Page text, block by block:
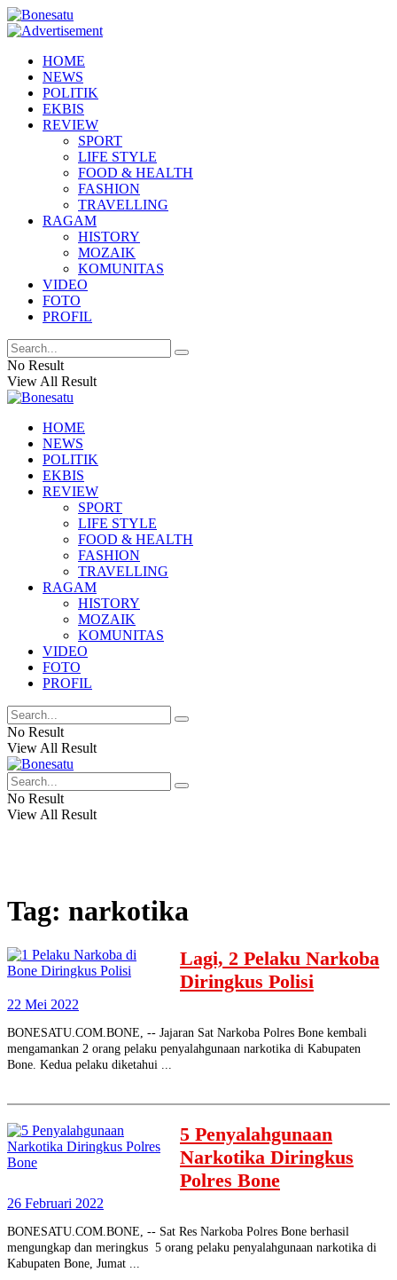
HOME
NEWS
POLITIK
EKBIS
REVIEW
SPORT
LIFE STYLE
FOOD & HEALTH
FASHION
TRAVELLING
RAGAM
HISTORY
MOZAIK
KOMUNITAS
VIDEO
FOTO
PROFIL
No Result
View All Result
HOME
NEWS
POLITIK
EKBIS
REVIEW
SPORT
LIFE STYLE
FOOD & HEALTH
FASHION
TRAVELLING
RAGAM
HISTORY
MOZAIK
KOMUNITAS
VIDEO
FOTO
PROFIL
No Result
View All Result
No Result
View All Result
Tag: narkotika
Lagi, 2 Pelaku Narkoba
Diringkus Polisi
22 Mei 2022
BONESATU.COM.BONE, -- Jajaran Sat Narkoba Polres Bone kembali
mengamankan 2 orang pelaku penyalahgunaan narkotika di Kabupaten
Bone. Kedua pelaku diketahui ...
5 Penyalahgunaan
Narkotika Diringkus
Polres Bone
26 Februari 2022
BONESATU.COM.BONE, -- Sat Res Narkoba Polres Bone berhasil
mengungkap dan meringkus 5 orang pelaku penyalahgunaan narkotika di
Kabupaten Bone, Jumat ...